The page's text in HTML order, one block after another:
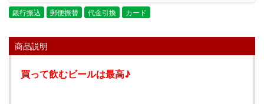
銀行振込 郵便振替 代金引換 カード
商品説明
買って飲むビールは最高♪